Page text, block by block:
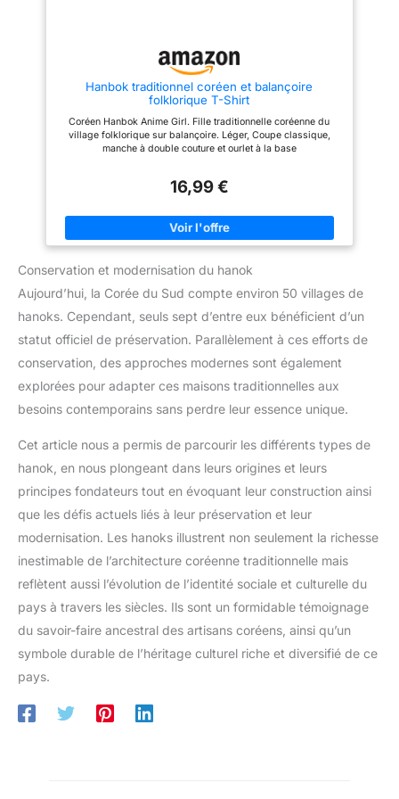
décoration – C'est un cadeau
occasions. Que ce soit pour
Noël, le Nouvel An, un
les cadeaux feront plaisir à
votre petit ami, fils, père ou
grand-père. En outre, il peut
décorative dans une étude ou
sur un bureau. ✔ Loisir relaxant
l'agitation de la vie quotidienne.
Assembler ce modèle est une
activité apaisante qui vous
design. Attention : assurez-vous
que les pièces sont connectées
complètement et en toute
sécurité pour garantir un
le placer dans des endroits
Hanbok traditionnel coréen et balançoire
folklorique T-Shirt
Coréen Hanbok Anime Girl. Fille traditionnelle coréenne du
village folklorique sur balançoire. Léger, Coupe classique,
manche à double couture et ourlet à la base
16,99 €
Conservation et modernisation du hanok
Aujourd’hui, la Corée du Sud compte environ 50 villages de
hanoks. Cependant, seuls sept d’entre eux bénéficient d’un
statut officiel de préservation. Parallèlement à ces efforts de
conservation, des approches modernes sont également
explorées pour adapter ces maisons traditionnelles aux
besoins contemporains sans perdre leur essence unique.
Cet article nous a permis de parcourir les différents types de
hanok, en nous plongeant dans leurs origines et leurs
principes fondateurs tout en évoquant leur construction ainsi
que les défis actuels liés à leur préservation et leur
modernisation. Les hanoks illustrent non seulement la richesse
inestimable de l’architecture coréenne traditionnelle mais
reflètent aussi l’évolution de l’identité sociale et culturelle du
pays à travers les siècles. Ils sont un formidable témoignage
du savoir-faire ancestral des artisans coréens, ainsi qu’un
symbole durable de l’héritage culturel riche et diversifié de ce
pays.